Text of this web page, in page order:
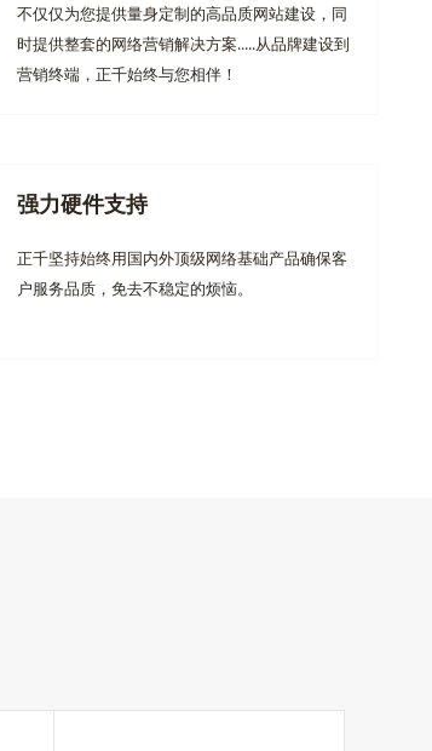
不仅仅为您提供量身定制的高品质网站建设，同
时提供整套的网络营销解决方案.....从品牌建设到
营销终端，正千始终与您相伴！
强力硬件支持
正千坚持始终用国内外顶级网络基础产品确保客
户服务品质，免去不稳定的烦恼。